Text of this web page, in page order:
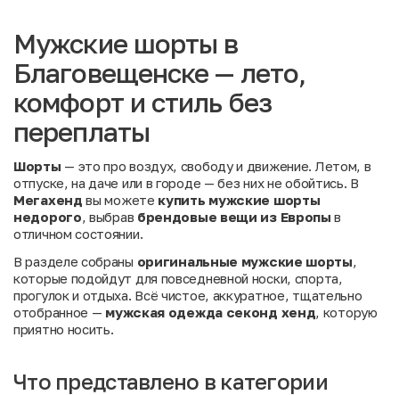
Мужские шорты в
Благовещенске — лето,
комфорт и стиль без
переплаты
Шорты — это про воздух, свободу и движение. Летом, в
отпуске, на даче или в городе — без них не обойтись. В
Мегахенд вы можете купить мужские шорты
недорого, выбрав брендовые вещи из Европы в
отличном состоянии.
В разделе собраны оригинальные мужские шорты,
которые подойдут для повседневной носки, спорта,
прогулок и отдыха. Всё чистое, аккуратное, тщательно
отобранное — мужская одежда секонд хенд, которую
приятно носить.
Что представлено в категории